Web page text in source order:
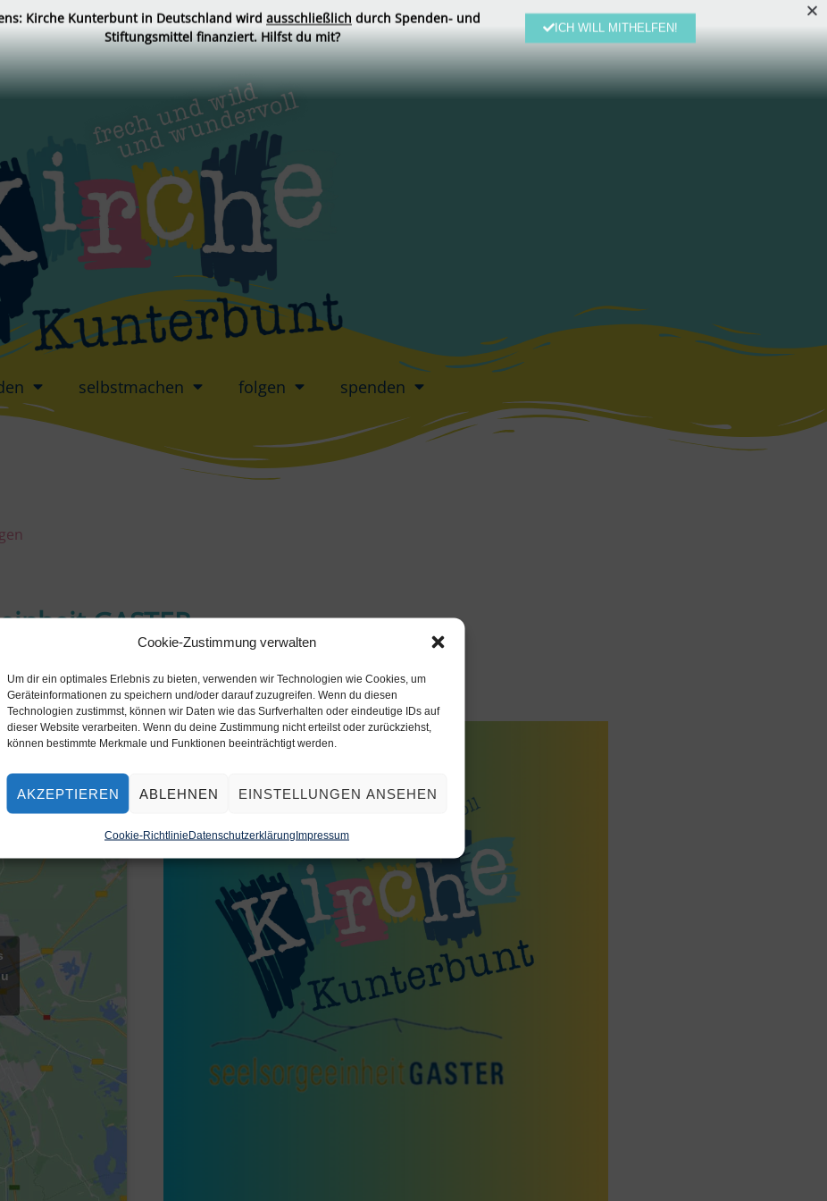
Cookie-Zustimmung verwalten
Um dir ein optimales Erlebnis zu bieten, verwenden wir Technologien wie Cookies, um
Geräteinformationen zu speichern und/oder darauf zuzugreifen. Wenn du diesen
Technologien zustimmst, können wir Daten wie das Surfverhalten oder eindeutige IDs auf
dieser Website verarbeiten. Wenn du deine Zustimmung nicht erteilst oder zurückziehst,
können bestimmte Merkmale und Funktionen beeinträchtigt werden.
AKZEPTIEREN ABLEHNEN EINSTELLUNGEN ANSEHEN
Cookie-RichtlinieDatenschutzerklärungImpressum
selbstmachen folgen spenden
GASTER
Ressortleiterin PEF
Kirche Kunterbunt in Deutschland wird ausschließlich durch Spenden- und
Stiftungsmittel finanziert. Hilfst du mit?
ICH WILL MITHELFEN!